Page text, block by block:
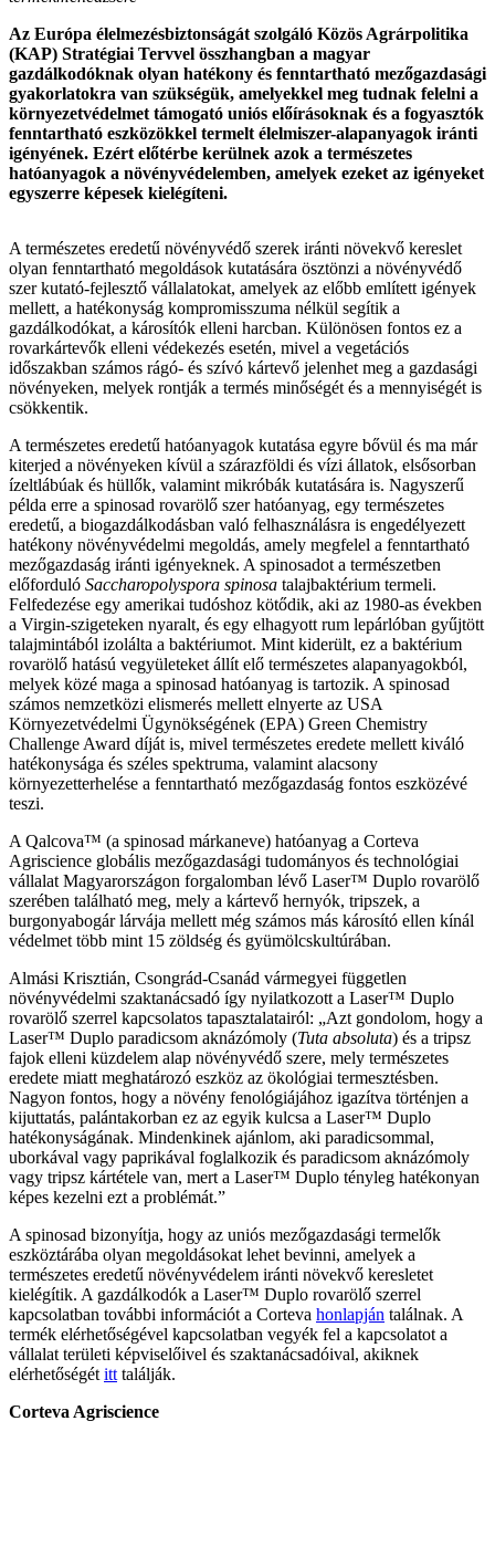
Az Európa élelmezésbiztonságát szolgáló Közös Agrárpolitika
(KAP) Stratégiai Tervvel összhangban a magyar
gazdálkodóknak olyan hatékony és fenntartható mezőgazdasági
gyakorlatokra van szükségük, amelyekkel meg tudnak felelni a
környezetvédelmet támogató uniós előírásoknak és a fogyasztók
fenntartható eszközökkel termelt élelmiszer-alapanyagok iránti
igényének. Ezért előtérbe kerülnek azok a természetes
hatóanyagok a növényvédelemben, amelyek ezeket az igényeket
egyszerre képesek kielégíteni.
A természetes eredetű növényvédő szerek iránti növekvő kereslet
olyan fenntartható megoldások kutatására ösztönzi a növényvédő
szer kutató-fejlesztő vállalatokat, amelyek az előbb említett igények
mellett, a hatékonyság kompromisszuma nélkül segítik a
gazdálkodókat, a károsítók elleni harcban. Különösen fontos ez a
rovarkártevők elleni védekezés esetén, mivel a vegetációs
időszakban számos rágó- és szívó kártevő jelenhet meg a gazdasági
növényeken, melyek rontják a termés minőségét és a mennyiségét is
csökkentik.
A természetes eredetű hatóanyagok kutatása egyre bővül és ma már
kiterjed a növényeken kívül a szárazföldi és vízi állatok, elsősorban
ízeltlábúak és hüllők, valamint mikróbák kutatására is. Nagyszerű
példa erre a spinosad rovarölő szer hatóanyag, egy természetes
eredetű, a biogazdálkodásban való felhasználásra is engedélyezett
hatékony növényvédelmi megoldás, amely megfelel a fenntartható
mezőgazdaság iránti igényeknek. A spinosadot a természetben
előforduló Saccharopolyspora spinosa talajbaktérium termeli.
Felfedezése egy amerikai tudóshoz kötődik, aki az 1980-as években
a Virgin-szigeteken nyaralt, és egy elhagyott rum lepárlóban gyűjtött
talajmintából izolálta a baktériumot. Mint kiderült, ez a baktérium
rovarölő hatású vegyületeket állít elő természetes alapanyagokból,
melyek közé maga a spinosad hatóanyag is tartozik. A spinosad
számos nemzetközi elismerés mellett elnyerte az USA
Környezetvédelmi Ügynökségének (EPA) Green Chemistry
Challenge Award díját is, mivel természetes eredete mellett kiváló
hatékonysága és széles spektruma, valamint alacsony
környezetterhelése a fenntartható mezőgazdaság fontos eszközévé
teszi.
A Qalcova™ (a spinosad márkaneve) hatóanyag a Corteva
Agriscience globális mezőgazdasági tudományos és technológiai
vállalat Magyarországon forgalomban lévő Laser™ Duplo rovarölő
szerében található meg, mely a kártevő hernyók, tripszek, a
burgonyabogár lárvája mellett még számos más károsító ellen kínál
védelmet több mint 15 zöldség és gyümölcskultúrában.
Almási Krisztián, Csongrád-Csanád vármegyei független
növényvédelmi szaktanácsadó így nyilatkozott a Laser™ Duplo
rovarölő szerrel kapcsolatos tapasztalatairól: „Azt gondolom, hogy a
Laser™ Duplo paradicsom aknázómoly (Tuta absoluta) és a tripsz
fajok elleni küzdelem alap növényvédő szere, mely természetes
eredete miatt meghatározó eszköz az ökológiai termesztésben.
Nagyon fontos, hogy a növény fenológiájához igazítva történjen a
kijuttatás, palántakorban ez az egyik kulcsa a Laser™ Duplo
hatékonyságának. Mindenkinek ajánlom, aki paradicsommal,
uborkával vagy paprikával foglalkozik és paradicsom aknázómoly
vagy tripsz kártétele van, mert a Laser™ Duplo tényleg hatékonyan
képes kezelni ezt a problémát.”
A spinosad bizonyítja, hogy az uniós mezőgazdasági termelők
eszköztárába olyan megoldásokat lehet bevinni, amelyek a
természetes eredetű növényvédelem iránti növekvő keresletet
kielégítik. A gazdálkodók a Laser™ Duplo rovarölő szerrel
kapcsolatban további információt a Corteva honlapján találnak. A
termék elérhetőségével kapcsolatban vegyék fel a kapcsolatot a
vállalat területi képviselőivel és szaktanácsadóival, akiknek
elérhetőségét itt találják.
Corteva Agriscience